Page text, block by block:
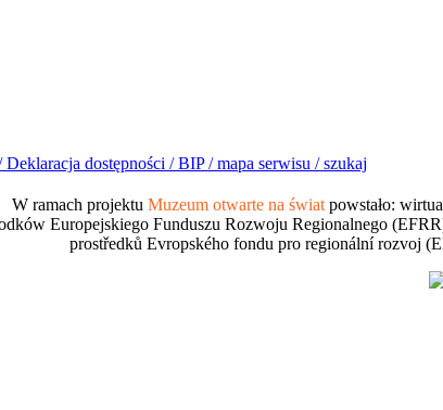
Deklaracja dostępności /BIP /mapa serwisu /szukaj
W ramach projektu Muzeum otwarte na świat powstało:
Europejskiego Funduszu Rozwoju Regionalnego
prostředků Evropského fondu pro regionální rozvoj